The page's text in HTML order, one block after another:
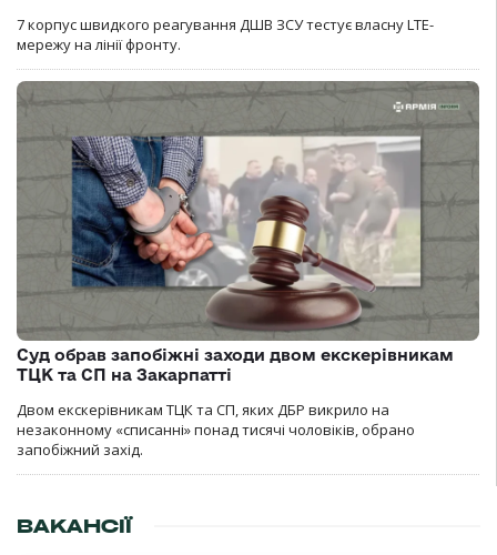
7 корпус швидкого реагування ДШВ ЗСУ тестує власну LTE-
мережу на лінії фронту.
Суд обрав запобіжні заходи двом екскерівникам
ТЦК та СП на Закарпатті
Двом екскерівникам ТЦК та СП, яких ДБР викрило на
незаконному «списанні» понад тисячі чоловіків, обрано
запобіжний захід.
ВАКАНСІЇ